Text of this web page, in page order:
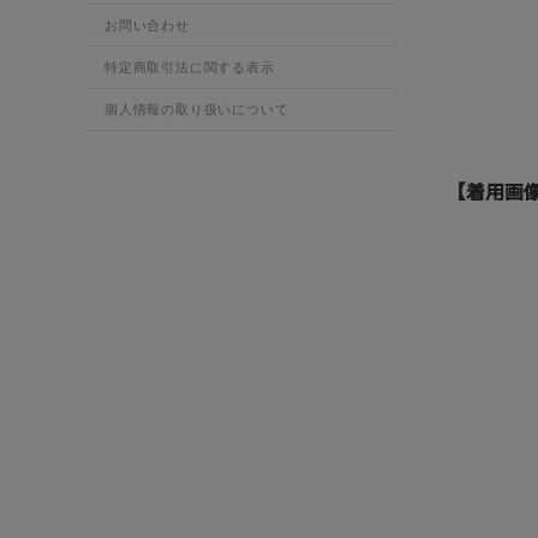
【着用画
お問い合わせ
特定商取引法に関する表示
個人情報の取り扱いについて